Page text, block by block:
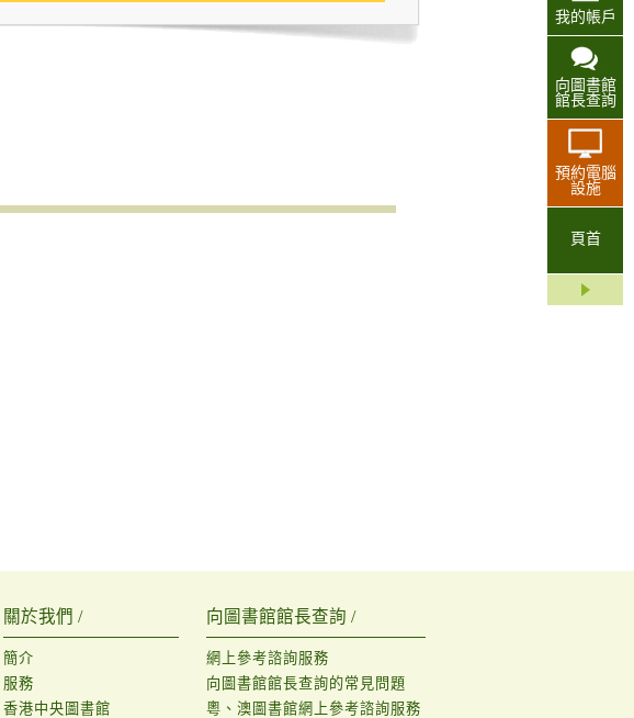
我的帳戶
向圖書館
館長查詢
預約電腦
設施
頁首
關於我們 /
簡介
服務
香港中央圖書館
向圖書館館長查詢 /
網上參考諮詢服務
向圖書館館長查詢的常見問題
粵、澳圖書館網上參考諮詢服務